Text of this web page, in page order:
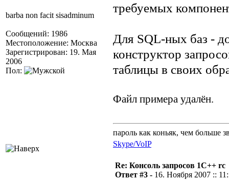
barba non facit sisadminum
Сообщений: 1986
Местоположение: Москва
Зарегистрирован: 19. Мая
2006
Пол:
требуемых
Для SQL-ных баз -
конструктор
таблицы в своих
Файл примера удалён.
пароль как коньяк, чем больше
Skype/VoIP
Re: Консоль запросов 1С++ rc
Ответ #3 - 16. Ноября 2007 ::